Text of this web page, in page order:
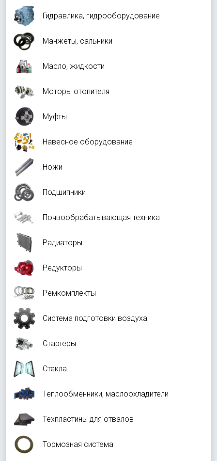
Гидравлика, гидрооборудование
Манжеты, сальники
Масло, жидкости
Моторы отопителя
Муфты
Навесное оборудование
Ножи
Подшипники
Почвообрабатывающая техника
Радиаторы
Редукторы
Ремкомплекты
Система подготовки воздуха
Стартеры
Стекла
Теплообменники, маслоохладители
Техпластины для отвалов
Тормозная система